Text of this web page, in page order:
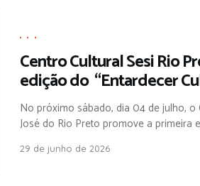
Centro Cultural Sesi Rio
edição do “Entardecer
No próximo sábado, dia 04 de julho, o
José do Rio Preto promove a primeira
29 de junho de 2026